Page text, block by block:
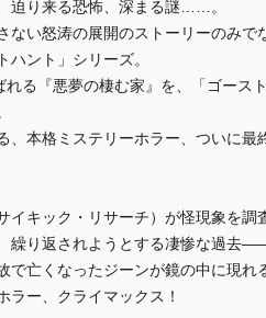
迫り来る恐怖、深まる謎……。
ない怒涛の展開のストーリーのみ
ハント」シリーズ。
れる『悪夢の棲む家』を、「ゴー
、本格ミステリーホラー、ついに最
イキック・リサーチ）が怪現象を
繰り返されようとする凄惨な過去
で亡くなったジーンが鏡の中に現
ラー、クライマックス！